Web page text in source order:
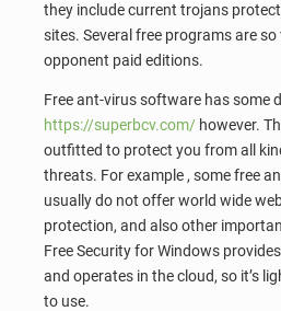
they include current trojans
sites. Several free programs are
opponent paid editions.
Free ant-virus software has some
https://superbcv.com/ however.
outfitted to protect you from all
threats. For example , some free
usually do not offer world wide
protection, and also other
Free Security for Windows
and operates in the cloud, so it’s
to use.